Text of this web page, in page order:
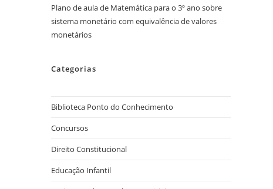
Plano de aula de Matemática para o 3º ano sobre
sistema monetário com equivalência de valores
monetários
Categorias
Biblioteca Ponto do Conhecimento
Concursos
Direito Constitucional
Educação Infantil